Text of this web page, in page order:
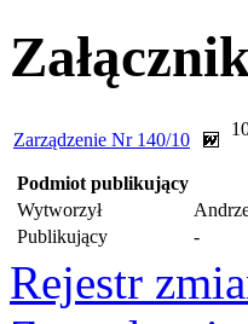
Zarządzenie Nr 140/10
Podmiot publikujący
Wytworzył
Publikujący
-
Rejestr